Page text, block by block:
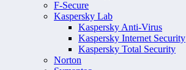
F-Secure
Kaspersky Lab
Kaspersky Anti-Virus
Kaspersky Internet Security
Kaspersky Total Security
Norton